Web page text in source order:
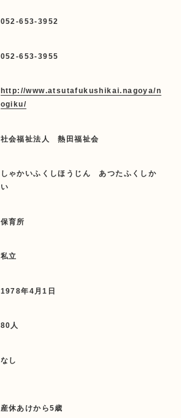
052-653-3952
052-653-3955
http://www.atsutafukushikai.nagoya/n
ogiku/
社会福祉法人 熱田福祉会
しゃかいふくしほうじん あつたふくしか
い
保育所
私立
1978年4月1日
80人
なし
産休あけから5歳